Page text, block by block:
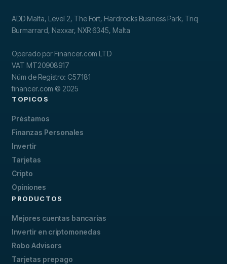
ADD Malta, Level 2, The Fort, Hardrocks Business Park, Triq
Burmarrard, Naxxar, NXR 6345, Malta
Operado por Financer.com LTD
VAT MT20908917
Núm de Registro: C57181
financer.com © 2025
TOPICOS
Préstamos
Finanzas Personales
Invertir
Tarjetas
Cripto
Opiniones
PRODUCTOS
Mejores cuentas bancarias
Invertir en criptomonedas
Robo Advisors
Tarjetas prepago